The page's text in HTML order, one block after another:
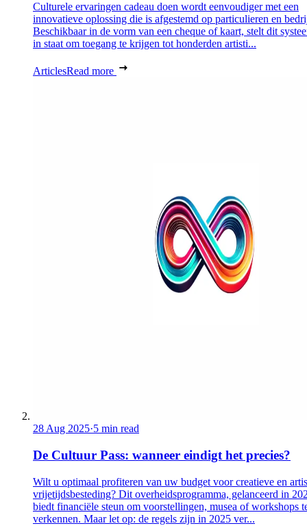
Culturele ervaringen cadeau doen wordt eenvoudiger met een
innovatieve oplossing die is afgestemd op particulieren en
Beschikbaar in de vorm van een cheque of kaart, stelt dit
in staat om toegang te krijgen tot honderden artisti...
ArticlesRead more
28 Aug 2025·5 min read
De Cultuur Pass: wanneer eindigt het precies?
Wilt u optimaal profiteren van uw budget voor creatieve en
vrijetijdsbesteding? Dit overheidsprogramma, gelanceerd in
biedt financiële steun om voorstellingen, musea of workshops
verkennen. Maar let op: de regels zijn in 2025 ver...